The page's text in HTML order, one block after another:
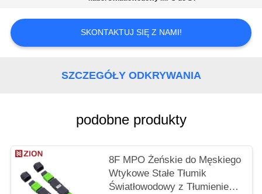
SKONTAKTUJ SIĘ Z NAMI!
SZCZEGÓŁY ODKRYWANIA
podobne produkty
8F MPO Żeńskie do Męskiego
Wtykowe Stałe Tłumik
Światłowodowy z Tłumieniem